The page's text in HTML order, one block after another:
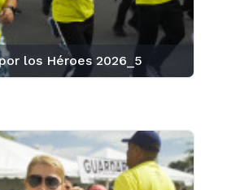
los Héroes 2026_5